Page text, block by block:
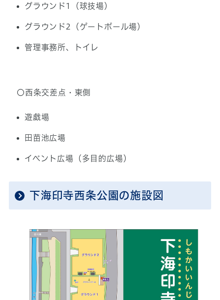
グラウンド1（球技場）
グラウンド2（ゲートボール場）
管理事務所、トイレ
〇西条交差点・東側
遊戯場
田苗池広場
イベント広場（多目的広場）
下海印寺西条公園の施設図